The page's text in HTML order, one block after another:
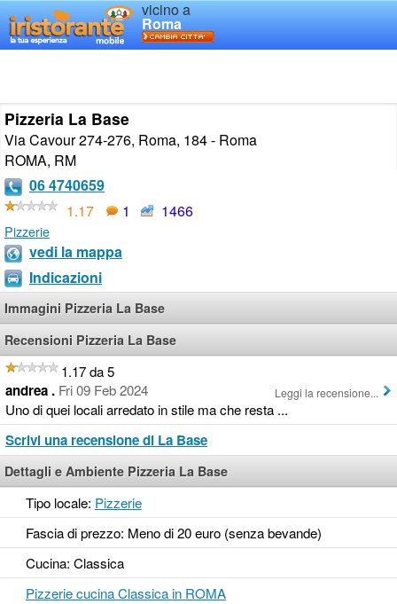
vicino a
Roma
Pizzeria La Base
Via Cavour 274-276, Roma, 184 - Roma
ROMA, RM
06 4740659
1.17
1 1466
Pizzerie
vedi la mappa
Indicazioni
Immagini Pizzeria La Base
Recensioni Pizzeria La Base
1.17 da 5
andrea . Fri 09 Feb 2024
Uno di quei locali arredato in stile ma che resta ...
Leggi la recensione...
Scrivi una recensione di La Base
Dettagli e Ambiente Pizzeria La Base
Tipo locale: Pizzerie
Fascia di prezzo: Meno di 20 euro (senza bevande)
Cucina: Classica
Pizzerie cucina Classica in ROMA